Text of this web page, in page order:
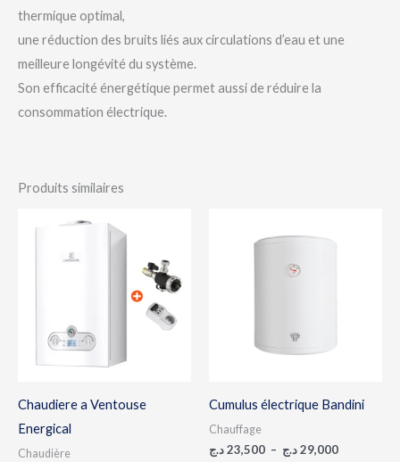
thermique optimal,
une réduction des bruits liés aux circulations d’eau et une
meilleure longévité du système.
Son efficacité énergétique permet aussi de réduire la
consommation électrique.
Produits similaires
Chaudiere a Ventouse
Energical
Chaudière
92,600 د.ج
à
Cumulus électrique Bandini
Chauffage
23,500د.ج – 29,000د.ج